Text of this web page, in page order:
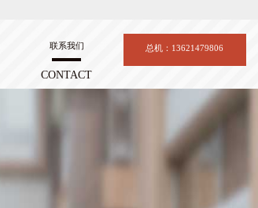
总机：13621479806
联系我们
CONTACT